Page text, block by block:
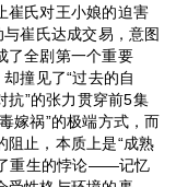
崔氏对王小娘的迫害
崔氏达成交易，意图
了全剧第一个重要
撞见了“过去的自
抗”的张力贯穿前5集
嫁祸”的极端方式，而
阻止，本质上是“成熟
了重生的悖论——记忆